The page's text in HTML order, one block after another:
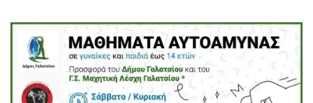
shirts του
Ιωάννη
Θεοφάνους
με την υποστήριξη της
Sejoy Hellas.